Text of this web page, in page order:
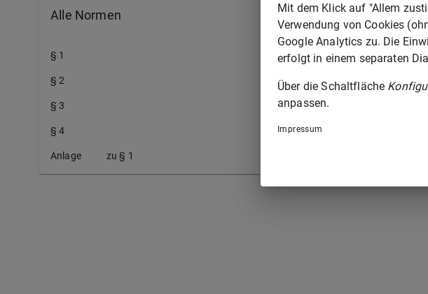
Alle Normen
§ 1
§ 2
§ 3
§ 4
Anlage zu § 1
Mit dem Klick auf "Allem
Verwendung von Cookies
Google Analytics zu. Die
erfolgt in einem separaten
Über die Schaltfläche
anpassen.
Impressum